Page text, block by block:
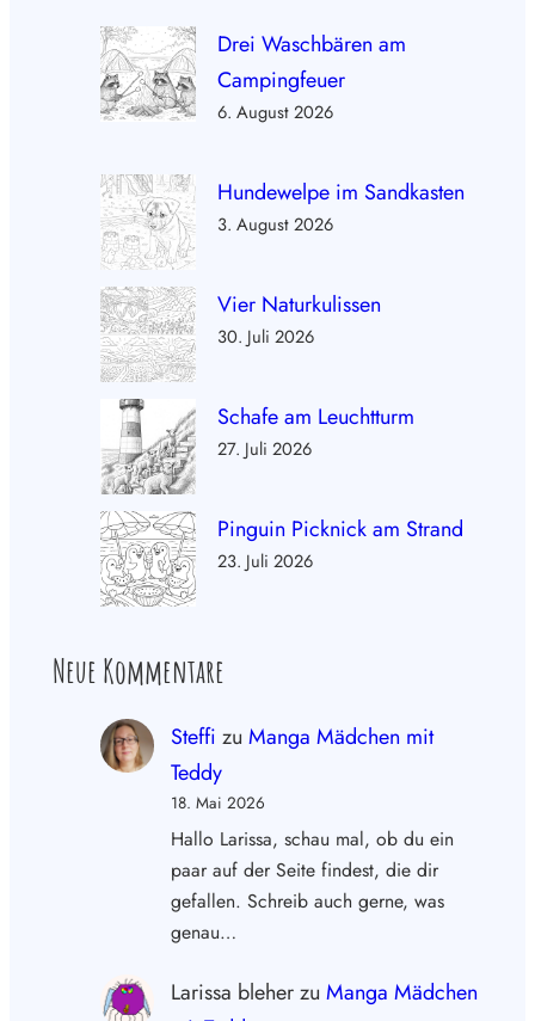
Drei Waschbären am
Campingfeuer
6. August 2026
Hundewelpe im Sandkasten
3. August 2026
Vier Naturkulissen
30. Juli 2026
Schafe am Leuchtturm
27. Juli 2026
Pinguin Picknick am Strand
23. Juli 2026
Neue Kommentare
Steffi zu Manga Mädchen mit
Teddy
18. Mai 2026
Hallo Larissa, schau mal, ob du ein
paar auf der Seite findest, die dir
gefallen. Schreib auch gerne, was
genau…
Larissa bleherzu Manga Mädchen